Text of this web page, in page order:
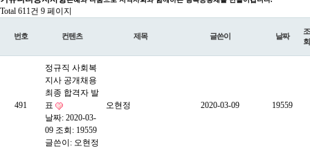
Total 611건 9 페이지
번호 컨텐츠 제목 글쓴이 날짜
조
회
491
정규직 사회복
지사 공개채용
최종 합격자 발
표
날짜: 2020-03-
09 조회: 19559
글쓴이: 오현정
오현정 2020-03-09 19559